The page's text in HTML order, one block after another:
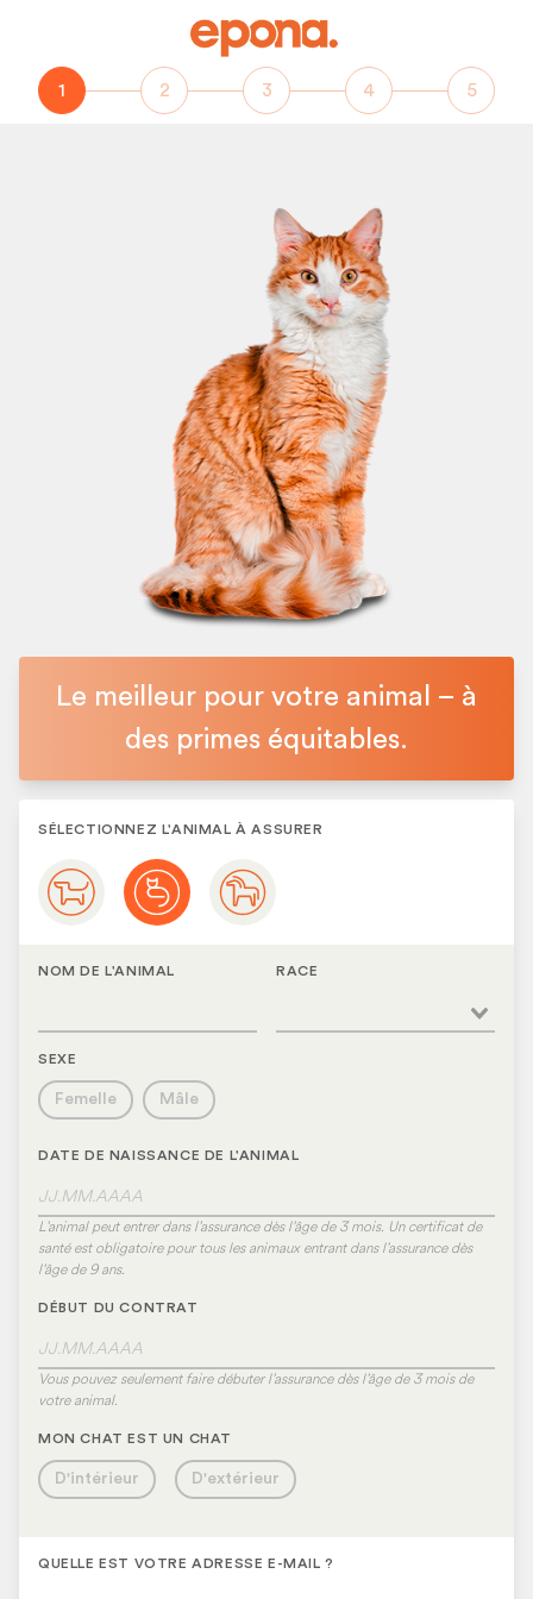
1 2 3 4 5
SÉLECTIONNEZ L'ANIMAL À ASSURER
NOM DE L'ANIMAL RACE
SEXE
Femelle Mâle
DATE DE NAISSANCE DE L'ANIMAL
L’animal peut entrer dans l’assurance dès l’âge de 3 mois. Un certificat de
santé est obligatoire pour tous les animaux entrant dans l’assurance dès
l’âge de 9 ans.
DÉBUT DU CONTRAT
Vous pouvez seulement faire débuter l’assurance dès l’âge de 3 mois de
votre animal.
MON CHAT EST UN CHAT
D'intérieur D'extérieur
QUELLE EST VOTRE ADRESSE E-MAIL ?
Le meilleur pour votre animal – à
des primes équitables.